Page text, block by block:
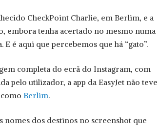
CheckPoint Charlie, em Berlim, e a
embora tenha acertado no mesmo numa
é aqui que percebemos que há “gato”.
completa do ecrã do Instagram, com
pelo utilizador, a app da EasyJet não teve
Berlim.
nomes dos destinos no screenshot que